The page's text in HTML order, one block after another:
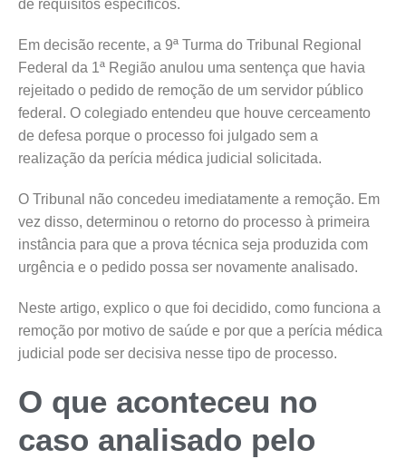
de requisitos específicos.
Em decisão recente, a 9ª Turma do Tribunal Regional
Federal da 1ª Região anulou uma sentença que havia
rejeitado o pedido de remoção de um servidor público
federal. O colegiado entendeu que houve cerceamento
de defesa porque o processo foi julgado sem a
realização da perícia médica judicial solicitada.
O Tribunal não concedeu imediatamente a remoção. Em
vez disso, determinou o retorno do processo à primeira
instância para que a prova técnica seja produzida com
urgência e o pedido possa ser novamente analisado.
Neste artigo, explico o que foi decidido, como funciona a
remoção por motivo de saúde e por que a perícia médica
judicial pode ser decisiva nesse tipo de processo.
O que aconteceu no
caso analisado pelo